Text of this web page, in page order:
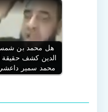
هل محمد بن
الدين كشف حقيقة
محمد سمير